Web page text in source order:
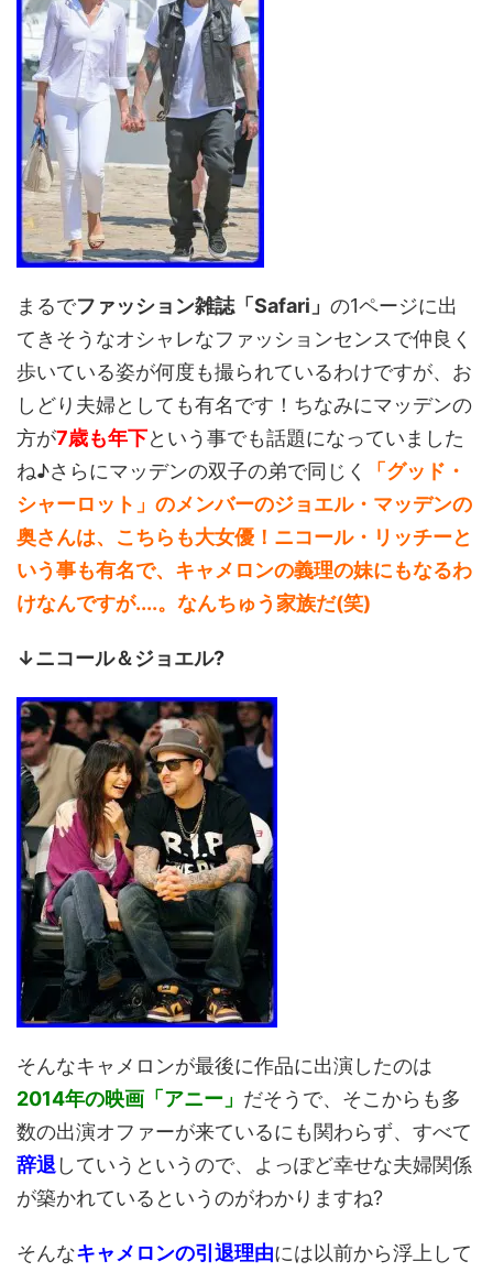
まるでファッション雑誌「Safari」 の1ページに出
てきそうなオシャレなファッションセンスで仲良く
歩いている姿が何度も撮られているわけですが、お
しどり夫婦としても有名です！ちなみにマッデンの
方が7歳も年下という事でも話題になっていました
ね♪さらにマッデンの双子の弟で同じく
「グッド・
シャーロット」のメンバーのジョエル・マッデンの
奥さんは、こちらも大女優！ニコール・リッチーと
いう事も有名で、キャメロンの義理の妹にもなるわ
けなんですが....。なんちゅう家族だ(笑)
↓ニコール＆ジョエル?
そんなキャメロンが最後に作品に出演したのは
2014年の映画「アニー」 だそうで、そこからも多
数の出演オファーが来ているにも関わらず、すべて
辞退 していうというので、よっぽど幸せな夫婦関係
が築かれているというのがわかりますね?
そんなキャメロンの引退理由には以前から浮上して